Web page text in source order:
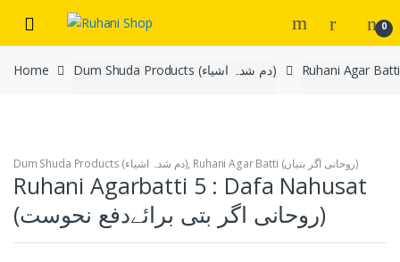
navigation
content
0
Home Dum Shuda Products (دم شدہ اشیاء)
Dum Shuda Products (دم شدہ اشیاء), Ruhani Agar Batti (روحانی اگر بتیاں)
Ruhani Agarbatti 5 : Dafa Nahusat
(روحانی اگر بتی برائےدفع نحوست)